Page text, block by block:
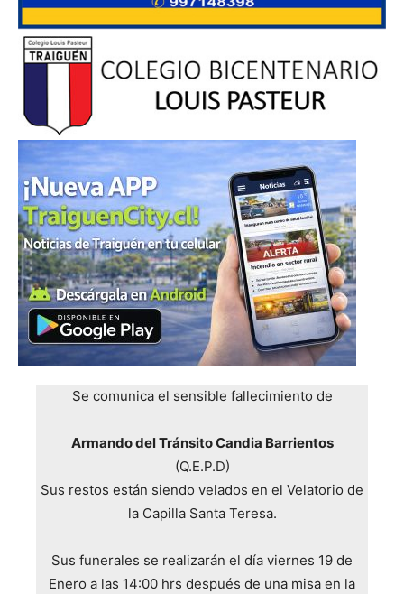
Se comunica el sensible fallecimiento de
Armando del Tránsito Candia Barrientos
(Q.E.P.D)
Sus restos están siendo velados en el Velatorio de
la Capilla Santa Teresa.
Sus funerales se realizarán el día viernes 19 de
Enero a las 14:00 hrs después de una misa en la